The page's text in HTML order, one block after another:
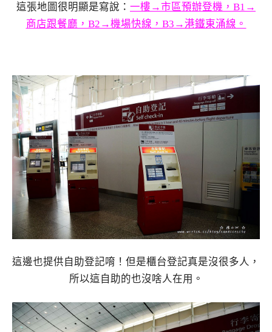
這張地圖很明顯是寫說： 一樓→市區預辦登機，B1→
商店跟餐廳，B2→機場快線，B3→港鐵東涌線。
這邊也提供自助登記唷！但是櫃台登記真是沒很多人，
所以這自助的也沒啥人在用。